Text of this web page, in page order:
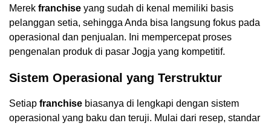
Merek franchise yang sudah di kenal memiliki basis
pelanggan setia, sehingga Anda bisa langsung fokus pada
operasional dan penjualan. Ini mempercepat proses
pengenalan produk di pasar Jogja yang kompetitif.
Sistem Operasional yang Terstruktur
Setiap franchise biasanya di lengkapi dengan sistem
operasional yang baku dan teruji. Mulai dari resep, standar